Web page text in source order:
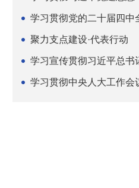
聚力支点建设·代表行动